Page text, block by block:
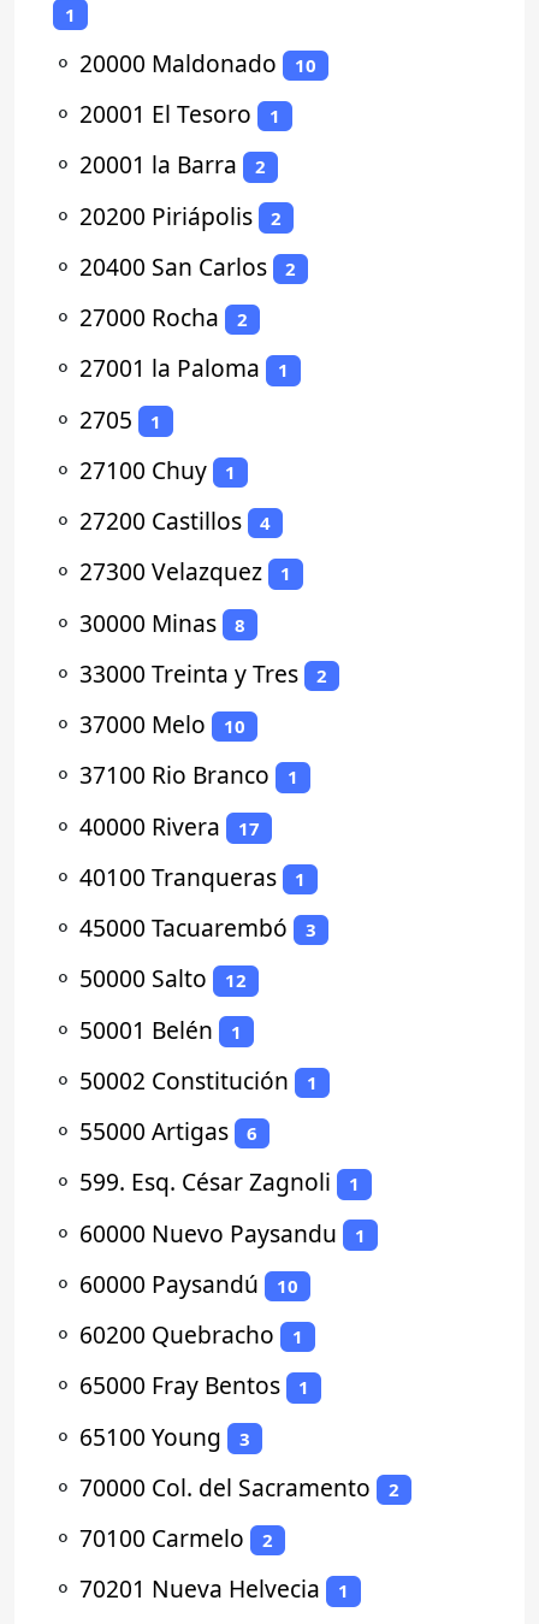
1
⚬ 20000 Maldonado 10
⚬ 20001 El Tesoro 1
⚬ 20001 la Barra 2
⚬ 20200 Piriápolis 2
⚬ 20400 San Carlos 2
⚬ 27000 Rocha 2
⚬ 27001 la Paloma 1
⚬ 2705 1
⚬ 27100 Chuy 1
⚬ 27200 Castillos 4
⚬ 27300 Velazquez 1
⚬ 30000 Minas 8
⚬ 33000 Treinta y Tres 2
⚬ 37000 Melo 10
⚬ 37100 Rio Branco 1
⚬ 40000 Rivera 17
⚬ 40100 Tranqueras 1
⚬ 45000 Tacuarembó 3
⚬ 50000 Salto 12
⚬ 50001 Belén 1
⚬ 50002 Constitución 1
⚬ 55000 Artigas 6
⚬ 599. Esq. César Zagnoli 1
⚬ 60000 Nuevo Paysandu 1
⚬ 60000 Paysandú 10
⚬ 60200 Quebracho 1
⚬ 65000 Fray Bentos 1
⚬ 65100 Young 3
⚬ 70000 Col. del Sacramento 2
⚬ 70100 Carmelo 2
⚬ 70201 Nueva Helvecia 1